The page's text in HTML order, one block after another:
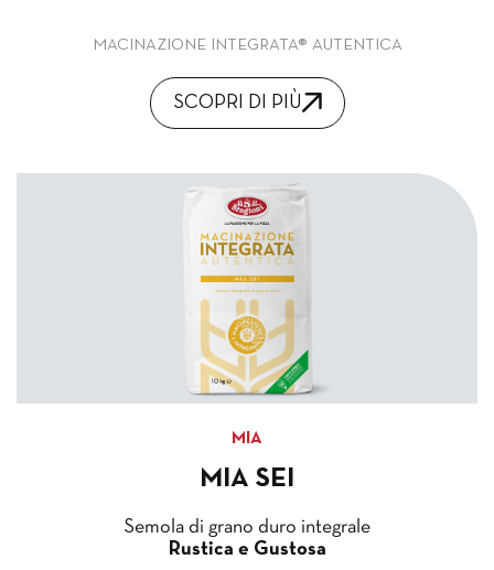
MACINAZIONE INTEGRATA® AUTENTICA
SCOPRI DI PIÙ
MIA
MIA SEI
Semola di grano duro integrale
Rustica e Gustosa